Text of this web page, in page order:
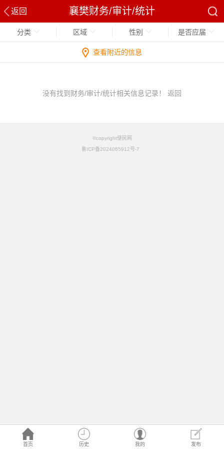
返回 襄樊财务/审计/统计
首页 历史 我的 发布
分类 区域 性别 是否应届
查看附近的信息
没有找到财务/审计/统计相关信息记录！ 返回
©copyright便民网
鲁ICP备2024065912号-7